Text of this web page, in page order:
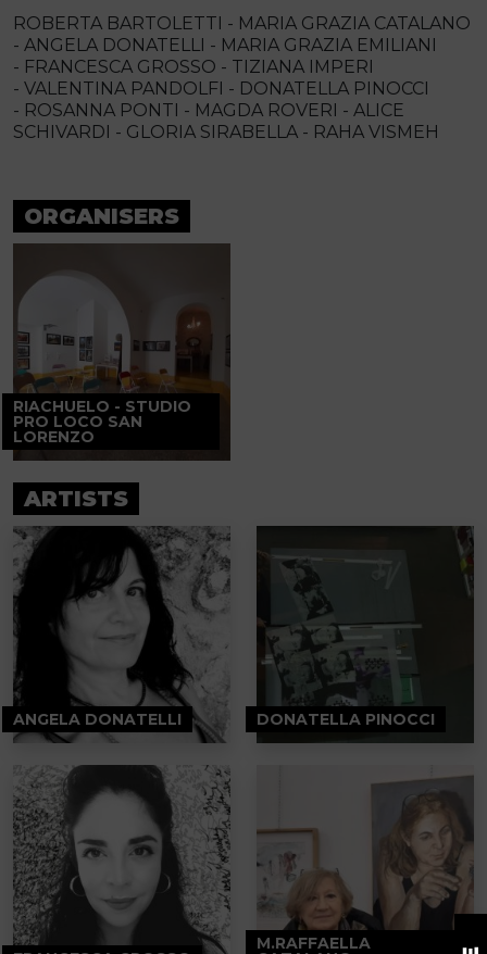
ROBERTA BARTOLETTI - MARIA GRAZIA CATALANO
- ANGELA DONATELLI - MARIA GRAZIA EMILIANI
- FRANCESCA GROSSO - TIZIANA IMPERI
- VALENTINA PANDOLFI - DONATELLA PINOCCI
- ROSANNA PONTI - MAGDA ROVERI - ALICE
SCHIVARDI - GLORIA SIRABELLA - RAHA VISMEH
ORGANISERS
RIACHUELO - STUDIO
PRO LOCO SAN
LORENZO
ARTISTS
ANGELA DONATELLI DONATELLA PINOCCI
M.RAFFAELLA